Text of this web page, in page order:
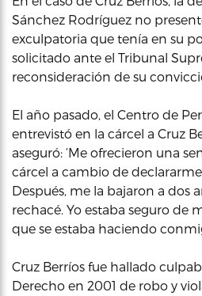
Sánchez Rodríguez no
exculpatoria que tenía en su
solicitado ante el Tribunal
reconsideración de su
El año pasado, el Centro de
entrevistó en la cárcel a Cruz
aseguró: ‘Me ofrecieron una
cárcel a cambio de
Después, me la bajaron a dos
rechacé. Yo estaba seguro de
que se estaba haciendo
Cruz Berríos fue hallado
Derecho en 2001 de robo y